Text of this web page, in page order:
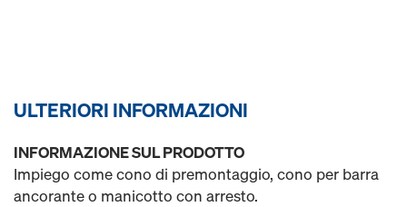
ULTERIORI INFORMAZIONI
INFORMAZIONE SUL PRODOTTO
Impiego come cono di premontaggio, cono per barra
ancorante o manicotto con arresto.